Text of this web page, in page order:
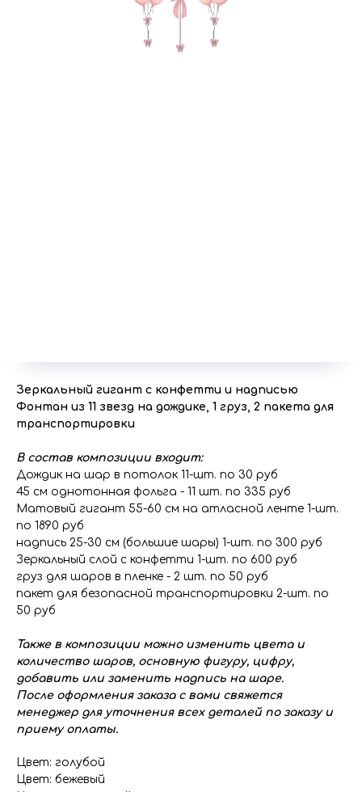
Зеркальный гигант с конфетти и надписью
Фонтан из 11 звезд на дождике, 1 груз, 2 пакета для
транспортировки
В состав композиции входит:
Дождик на шар в потолок 11-шт. по 30 руб
45 см однотонная фольга - 11 шт. по 335 руб
Матовый гигант 55-60 см на атласной ленте 1-шт.
по 1890 руб
надпись 25-30 см (большие шары) 1-шт. по 300 руб
Зеркальный слой с конфетти 1-шт. по 600 руб
груз для шаров в пленке - 2 шт. по 50 руб
пакет для безопасной транспортировки 2-шт. по
50 руб
Также в композиции можно изменить цвета и
количество шаров, основную фигуру, цифру,
добавить или заменить надпись на шаре.
После оформления заказа с вами свяжется
менеджер для уточнения всех деталей по заказу и
приему оплаты.
Цвет: голубой
Цвет: бежевый